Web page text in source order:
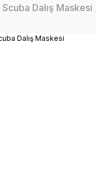
Scuba Dalış Maskesi